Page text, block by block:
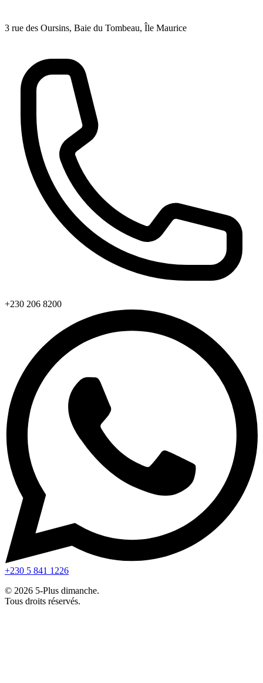
3 rue des Oursins, Baie du Tombeau, Île Maurice
+230 206 8200
+230 5 841 1226
© 2026 5-Plus dimanche.
Tous droits réservés.